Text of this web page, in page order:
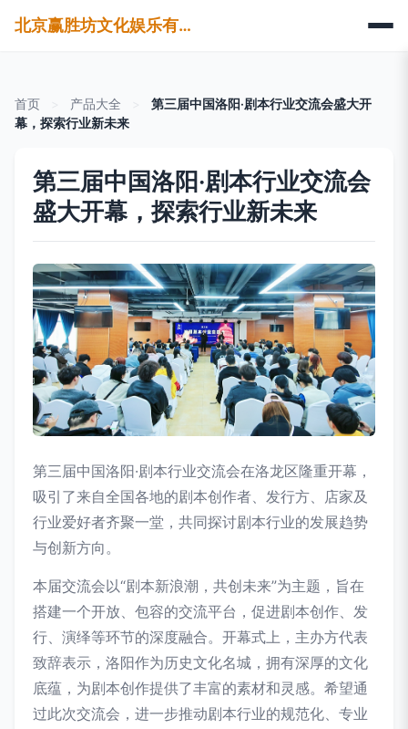
北京赢胜坊文化娱乐有限公司
首页 产品大全
第三届中国洛阳·剧本行业交流会盛大开
幕，探索行业新未来
第三届中国洛阳·剧本行业交流会
盛大开幕，探索行业新未来
第三届中国洛阳·剧本行业交流会在洛龙区隆重开幕，
吸引了来自全国各地的剧本创作者、发行方、店家及
行业爱好者齐聚一堂，共同探讨剧本行业的发展趋势
与创新方向。
本届交流会以“剧本新浪潮，共创未来”为主题，旨在
搭建一个开放、包容的交流平台，促进剧本创作、发
行、演绎等环节的深度融合。开幕式上，主办方代表
致辞表示，洛阳作为历史文化名城，拥有深厚的文化
底蕴，为剧本创作提供了丰富的素材和灵感。希望通
过此次交流会，进一步推动剧本行业的规范化、专业